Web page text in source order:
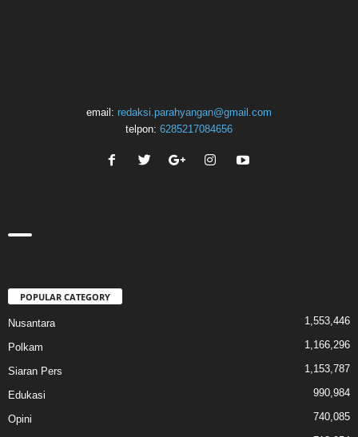
email: redaksi.parahyangan@gmail.com
telpon: 6285217084656
POPULAR CATEGORY
Nusantara 1,553,446
Polkam 1,166,296
Siaran Pers 1,153,787
Edukasi 990,984
Opini
740,085